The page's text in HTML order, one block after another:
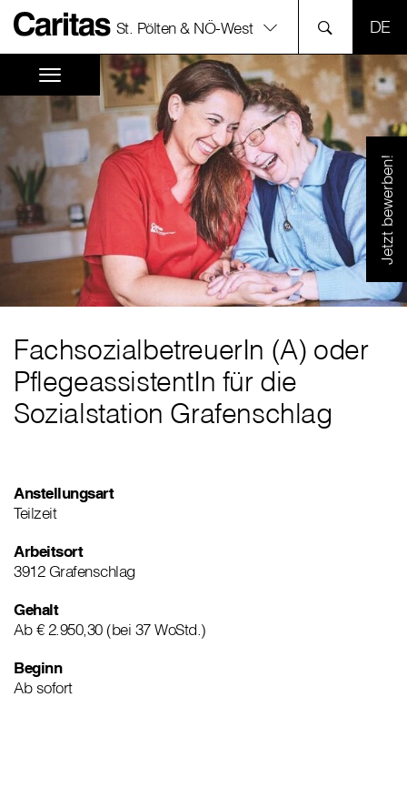
St. Pölten & NÖ-West
Jetzt bewerben!
FachsozialbetreuerIn (A) oder
PflegeassistentIn für die
Sozialstation Grafenschlag
Anstellungsart
Teilzeit
Arbeitsort
3912 Grafenschlag
Gehalt
Ab € 2.950,30 (bei 37 WoStd.)
Beginn
Ab sofort